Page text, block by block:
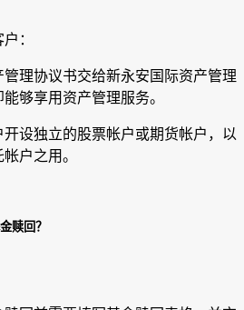
：
管理协议书交给新永安国际资产管理
够享用资产管理服务。
设独立的股票帐户或期货帐户，以
户之用。
赎回？